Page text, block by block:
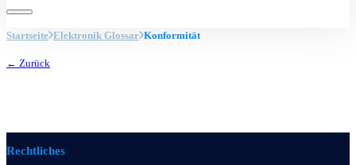
Startseite Elektronik Glossar Konformität
← Zurück
Rechtliches